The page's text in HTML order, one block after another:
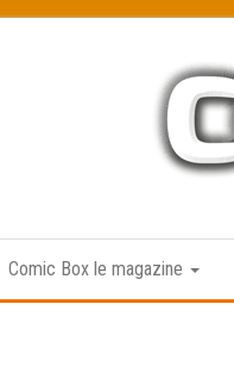
Comic Box le magazine